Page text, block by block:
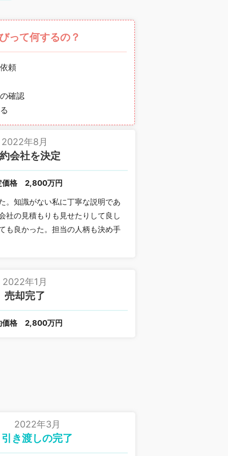
って何するの？
頼
確認
2022年8月
会社を決定
価格
2,800万円
。知識がない私に丁寧な説明であ
社の見積もりも見せたりして良し
も良かった。担当の人柄も決め手
2022年1月
売却完了
価格 2,800万円
2022年3月
引き渡しの完了